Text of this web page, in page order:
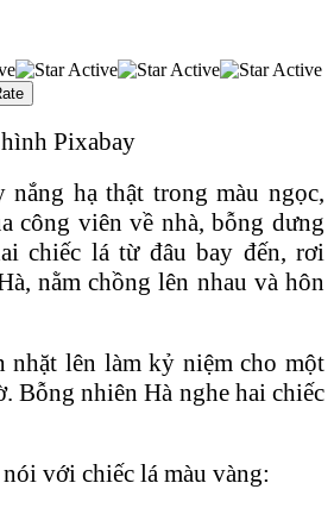
hình Pixabay
nắng hạ thật trong màu ngọc,
công viên về nhà, bỗng dưng
chiếc lá từ đâu bay đến, rơi
nằm chồng lên nhau và hôn
nhặt lên làm kỷ niệm cho một
Bỗng nhiên Hà nghe hai chiếc
với chiếc lá màu vàng: